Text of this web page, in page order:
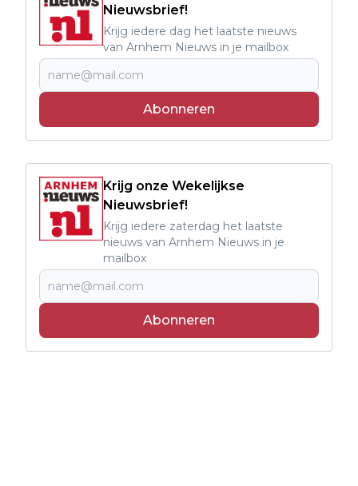
Nieuwsbrief!
Krijg iedere dag het laatste nieuws
van Arnhem Nieuws in je mailbox
Abonneren
Krijg onze Wekelijkse
Nieuwsbrief!
Krijg iedere zaterdag het laatste
nieuws van Arnhem Nieuws in je
mailbox
Abonneren